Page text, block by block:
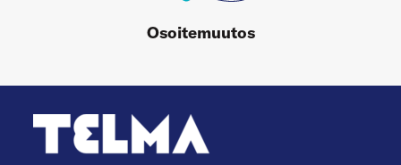
Osoitemuutos